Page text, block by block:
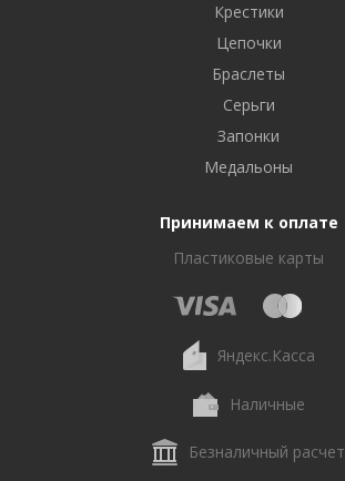
Крестики
Цепочки
Браслеты
Серьги
Запонки
Медальоны
Принимаем к оплате
Пластиковые карты
Яндекс.Касса
Наличные
Безналичный расчет